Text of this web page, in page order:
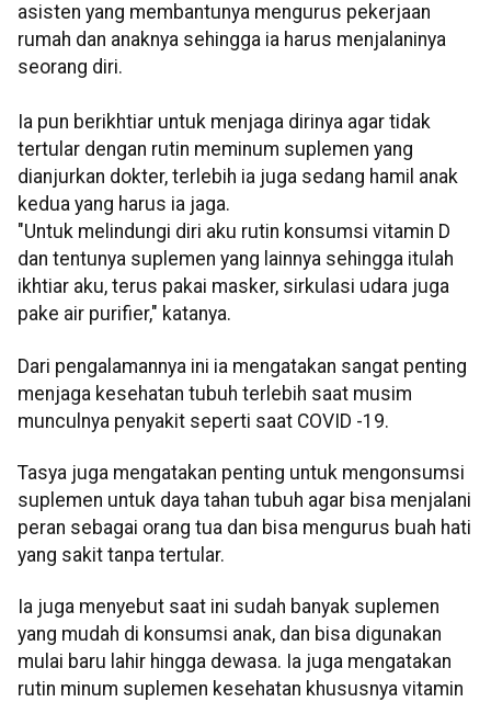
asisten yang membantunya mengurus pekerjaan
rumah dan anaknya sehingga ia harus menjalaninya
seorang diri.
Ia pun berikhtiar untuk menjaga dirinya agar tidak
tertular dengan rutin meminum suplemen yang
dianjurkan dokter, terlebih ia juga sedang hamil anak
kedua yang harus ia jaga.
"Untuk melindungi diri aku rutin konsumsi vitamin D
dan tentunya suplemen yang lainnya sehingga itulah
ikhtiar aku, terus pakai masker, sirkulasi udara juga
pake air purifier," katanya.
Dari pengalamannya ini ia mengatakan sangat penting
menjaga kesehatan tubuh terlebih saat musim
munculnya penyakit seperti saat COVID -19.
Tasya juga mengatakan penting untuk mengonsumsi
suplemen untuk daya tahan tubuh agar bisa menjalani
peran sebagai orang tua dan bisa mengurus buah hati
yang sakit tanpa tertular.
Ia juga menyebut saat ini sudah banyak suplemen
yang mudah di konsumsi anak, dan bisa digunakan
mulai baru lahir hingga dewasa. Ia juga mengatakan
rutin minum suplemen kesehatan khususnya vitamin